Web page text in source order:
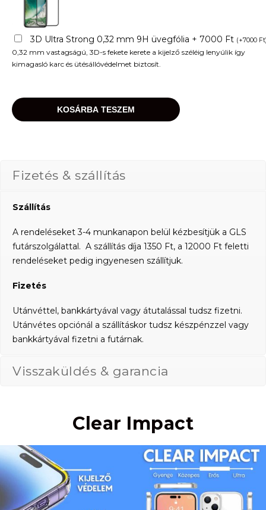
3D Ultra Strong 0,32 mm 9H üvegfólia + 7000 Ft (+7000 Ft
0,32 mm vastagságú, 3D-s fekete kerete a kijelző széléig lenyúlik így
kimagasló karc és ütésállóvédelmet biztosít.
KOSÁRBA TESZEM
Fizetés & szállítás
Szállítás
A rendeléseket 3-4 munkanapon belül kézbesítjük a GLS
futárszolgálattal. A szállítás díja 1350 Ft, a 12000 Ft feletti
rendeléseket pedig ingyenesen szállítjuk.
Fizetés
Utánvéttel, bankkártyával vagy átutalással tudsz fizetni.
Utánvétes opciónál a szállításkor tudsz készpénzzel vagy
bankkártyával fizetni a futárnak.
Visszaküldés & garancia
Clear Impact